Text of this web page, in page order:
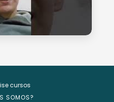
SOMOS?